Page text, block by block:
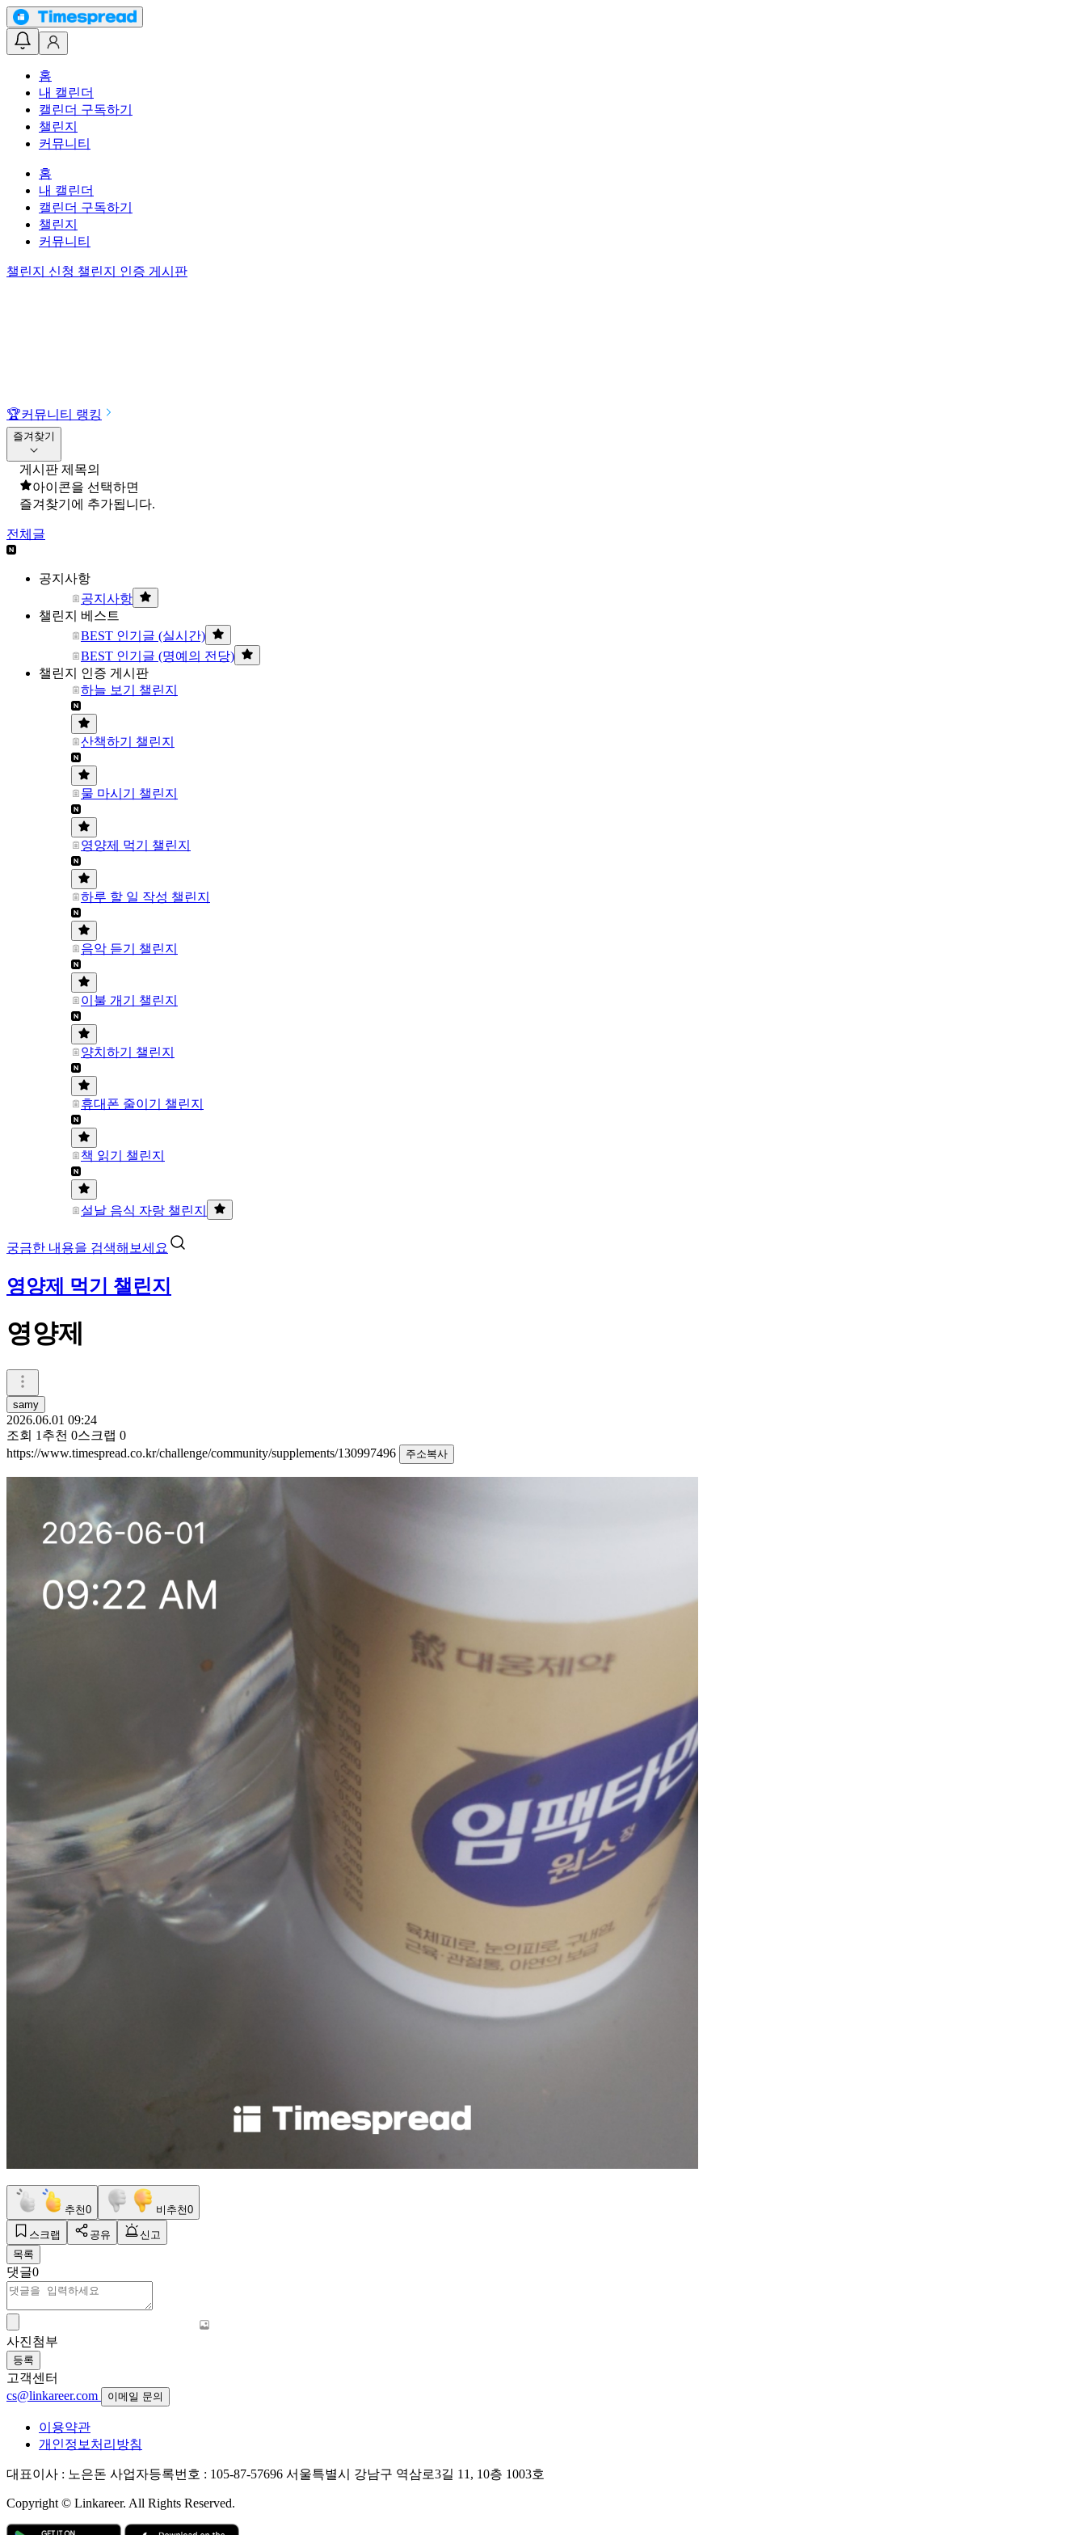
홈
내 캘린더
캘린더 구독하기
챌린지
커뮤니티
홈
내 캘린더
캘린더 구독하기
챌린지
커뮤니티
챌린지 신청 챌린지 인증 게시판
🏆커뮤니티 랭킹
즐겨찾기
게시판 제목의
아이콘을 선택하면
즐겨찾기에 추가됩니다.
전체글
공지사항
공지사항
챌린지 베스트
BEST 인기글 (실시간)
BEST 인기글 (명예의 전당)
챌린지 인증 게시판
하늘 보기 챌린지
산책하기 챌린지
물 마시기 챌린지
영양제 먹기 챌린지
하루 할 일 작성 챌린지
음악 듣기 챌린지
이불 개기 챌린지
양치하기 챌린지
휴대폰 줄이기 챌린지
책 읽기 챌린지
설날 음식 자랑 챌린지
궁금한 내용을 검색해보세요
영양제 먹기 챌린지
영양제
samy
2026.06.01 09:24
조회 1 추천 0스크랩 0
https://www.timespread.co.kr/challenge/community/supplements/130997496
주소복사
추천0 비추천0
스크랩 공유
신고
목록
댓글0
사진첨부
등록
고객센터
cs@linkareer.com
이메일 문의
이용약관
개인정보처리방침
대표이사 : 노은돈 사업자등록번호 : 105-87-57696 서울특별시 강남구 역삼로3길 11, 10층 1003호
Copyright © Linkareer. All Rights Reserved.